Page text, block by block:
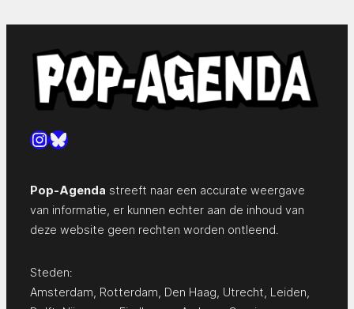
Instagram
Bluesky
Pop-Agenda streeft naar een accurate weergave
van informatie, er kunnen echter aan de inhoud van
deze website geen rechten worden ontleend.
Steden:
Amsterdam Rotterdam Den Haag Utrecht Leiden